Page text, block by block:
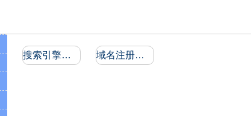
搜索引擎收录和反向链接 域名注册信息